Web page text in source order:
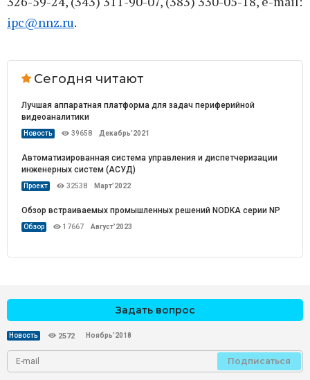
ipc@nnz.ru.
Сегодня читают
Лучшая аппаратная платформа для задач периферийной
видеоаналитики
Новость 39658 Декабрь’2021
Автоматизированная система управления и диспетчеризации
инженерных систем (АСУД)
Проект 32538 Март’2022
Обзор встраиваемых промышленных решений NODKA серии NP
Обзор 17667 Август’2023
Задать вопрос
Новость 2572 Ноябрь’2018
Подписаться